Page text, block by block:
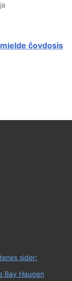
čovdosis
sider:
Bay Haugen